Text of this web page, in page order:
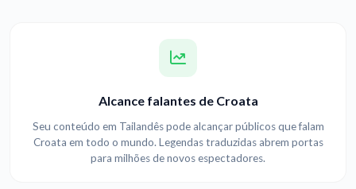
Alcance falantes de Croata
Seu conteúdo em Tailandês pode alcançar públicos que falam
Croata em todo o mundo. Legendas traduzidas abrem portas
para milhões de novos espectadores.